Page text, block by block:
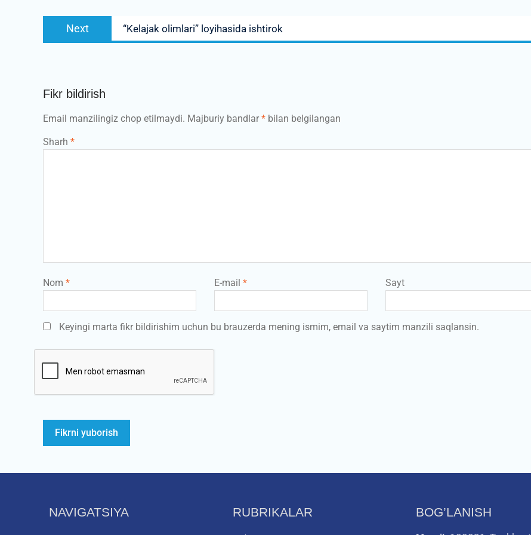
Next
Next
post:
“Kelajak olimlari” loyihasida ishtirok
Fikr bildirish
Email manzilingiz chop etilmaydi. Majburiy bandlar* bilan belgilangan
Sharh *
Nom * E-mail * Sayt
Keyingi marta fikr bildirishim uchun bu brauzerda mening ismim, email va saytim manzili saqlansin.
NAVIGATSIYA RUBRIKALAR BOG’LANISH